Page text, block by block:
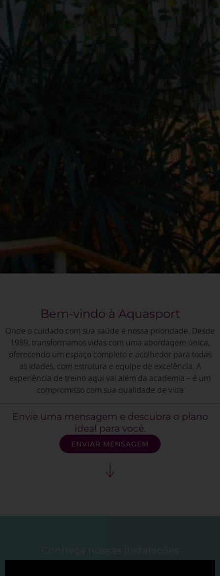
Bem-vindo à Aquasport
Onde o cuidado com sua saúde é nossa prioridade. Desde
1989, transformamos vidas com uma abordagem única,
oferecendo um espaço completo e acolhedor para todas
as idades, com estrutura e equipe de excelência. A
experiência de treino aqui vai além da academia – é um
compromisso com sua qualidade de vida
Envie uma mensagem e descubra o plano
ideal para você.
ENVIAR MENSAGEM